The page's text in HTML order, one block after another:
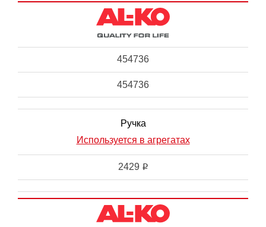
454736
454736
Ручка
Используется в агрегатах
2429 i